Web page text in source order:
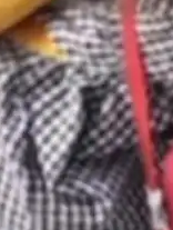
备2025119063号